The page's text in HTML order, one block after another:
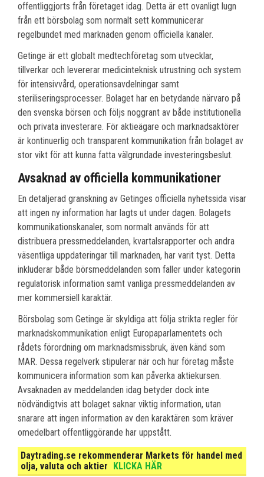
offentliggjorts från företaget idag. Detta är ett ovanligt lugn
från ett börsbolag som normalt sett kommunicerar
regelbundet med marknaden genom officiella kanaler.
Getinge är ett globalt medtechföretag som utvecklar,
tillverkar och levererar medicinteknisk utrustning och system
för intensivvård, operationsavdelningar samt
steriliseringsprocesser. Bolaget har en betydande närvaro på
den svenska börsen och följs noggrant av både institutionella
och privata investerare. För aktieägare och marknadsaktörer
är kontinuerlig och transparent kommunikation från bolaget av
stor vikt för att kunna fatta välgrundade investeringsbeslut.
Avsaknad av officiella kommunikationer
En detaljerad granskning av Getinges officiella nyhetssida visar
att ingen ny information har lagts ut under dagen. Bolagets
kommunikationskanaler, som normalt används för att
distribuera pressmeddelanden, kvartalsrapporter och andra
väsentliga uppdateringar till marknaden, har varit tyst. Detta
inkluderar både börsmeddelanden som faller under kategorin
regulatorisk information samt vanliga pressmeddelanden av
mer kommersiell karaktär.
Börsbolag som Getinge är skyldiga att följa strikta regler för
marknadskommunikation enligt Europaparlamentets och
rådets förordning om marknadsmissbruk, även känd som
MAR. Dessa regelverk stipulerar när och hur företag måste
kommunicera information som kan påverka aktiekursen.
Avsaknaden av meddelanden idag betyder dock inte
nödvändigtvis att bolaget saknar viktig information, utan
snarare att ingen information av den karaktären som kräver
omedelbart offentliggörande har uppstått.
Daytrading.se rekommenderar Markets för handel med
olja, valuta och aktier
KLICKA HÄR